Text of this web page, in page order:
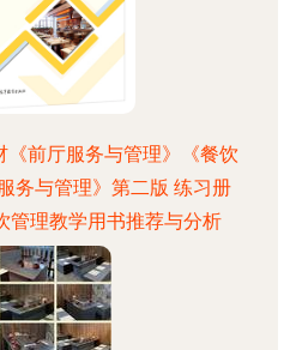
《前厅服务与管理》《餐饮
务与管理》第二版 练习册
管理教学用书推荐与分析